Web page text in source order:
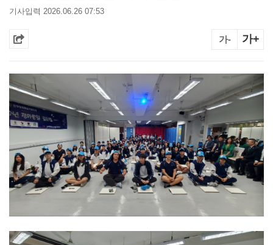
기사입력 2026.06.26 07:53
가- 가+